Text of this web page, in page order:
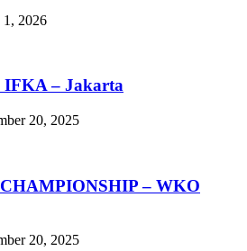
1, 2026
IFKA – Jakarta
20, 2025
– WKO
20, 2025